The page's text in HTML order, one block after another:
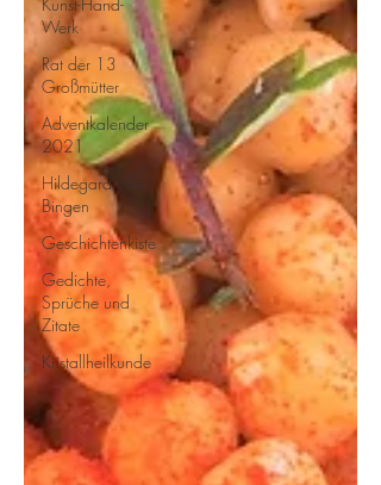
Kunst-Hand-
Werk
Rat der 13
Großmütter
Adventkalender
2021
Hildegard von
Bingen
Geschichtenkiste
Gedichte,
Sprüche und
Zitate
Kristallheilkunde